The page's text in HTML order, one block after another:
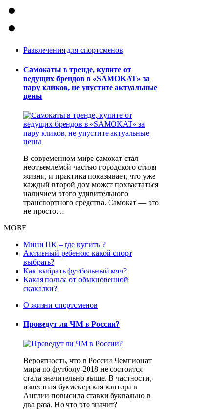
Развлечения для спортсменов
Самокаты в тренде, купите от
ведущих брендов в «SAMOKAT» за
пару кликов, не упустите актуальные
цены
В современном мире самокат стал
неотъемлемой частью городского стиля
жизни, и практика показывает, что уже
каждый второй дом может похвастаться
наличием этого удивительного
транспортного средства. Самокат — это
не просто…
MORE
Мини ПК – где купить ?
Активный ребенок: какой спорт
выбрать?
Как выбрать футбольный мяч?
Какая польза от обыкновенной
скакалки?
О жизни спортсменов
Проведут ли ЧМ в России?
Вероятность, что в России Чемпионат
мира по футболу-2018 не состоится
стала значительно выше. В частности,
известная букмекерская контора в
Англии повысила ставки буквально в
два раза. Но что это значит?